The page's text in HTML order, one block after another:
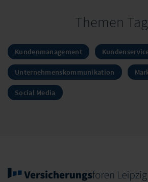
Themen
Kundenmanagement
Unternehmenskommunikation
Social Media